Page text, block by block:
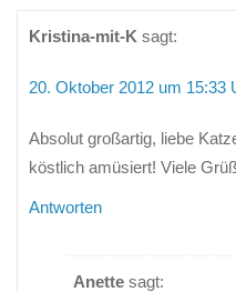
Kristina-mit-K sagt:
20. Oktober 2012 um 15:33
Absolut großartig, liebe
köstlich amüsiert! Viele
Antworten
Anette sagt: